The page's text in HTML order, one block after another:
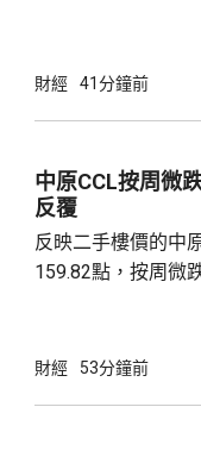
金，將可助力支持
港增加黃金存儲，預料
動試運行的黃金清
啟動儀式表示，將繼
財經 41分鐘前
中原CCL按周微
反覆
反映二手樓價的中
159.82點，按周微跌0.06%。
強硬，造成拉鋸局
財經 53分鐘前